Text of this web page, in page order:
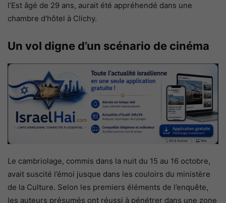
l’Est âgé de 29 ans, aurait été appréhendé dans une
chambre d’hôtel à Clichy.
Un vol digne d’un scénario de cinéma
Le cambriolage, commis dans la nuit du 15 au 16 octobre,
avait suscité l’émoi jusque dans les couloirs du ministère
de la Culture. Selon les premiers éléments de l’enquête,
les auteurs présumés ont réussi à pénétrer dans une zone